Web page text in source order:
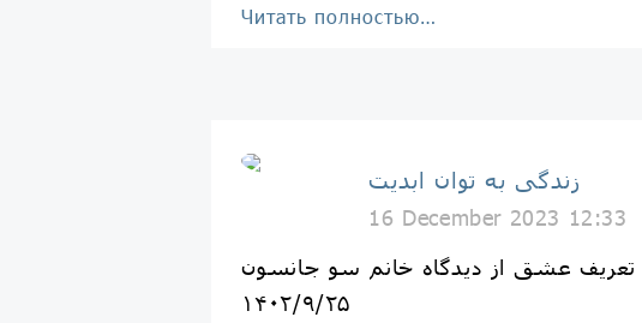
Читать полностью…
زندگی به توان ابدیت
16 December 2023 12:33
تعریف عشق از دیدگاه خانم سو جانسون
۱۴۰۲/۹/۲۵